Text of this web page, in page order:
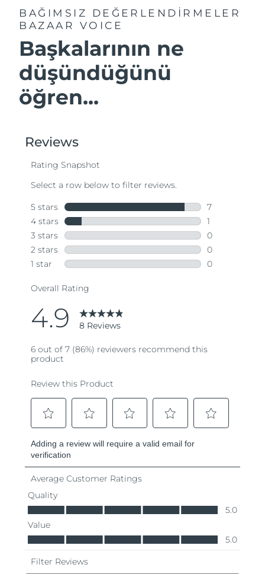
BAĞIMSIZ DEĞERLENDİRMELER
BAZAAR VOICE
Başkalarının ne
düşündüğünü
öğren...